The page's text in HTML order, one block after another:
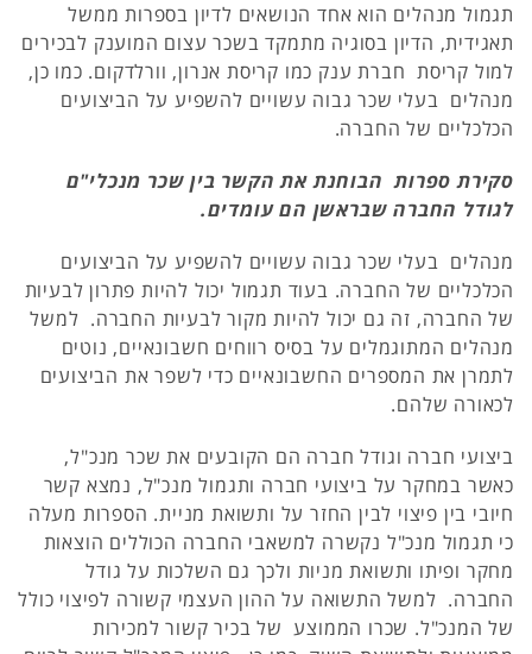
תגמול מנהלים הוא אחד הנושאים לדיון בספרות ממשל
תאגידית, הדיון בסוגיה מתמקד בשכר עצום המוענק לבכירים
למול קריסת חברת ענק כמו קריסת אנרון, וורלדקום. כמו כן,
מנהלים בעלי שכר גבוה עשויים להשפיע על הביצועים
הכלכליים של החברה.
סקירת ספרות הבוחנת את הקשר בין שכר מנכלי"ם
לגודל החברה שבראשן הם עומדים.
מנהלים בעלי שכר גבוה עשויים להשפיע על הביצועים
הכלכליים של החברה. בעוד תגמול יכול להיות פתרון לבעיות
של החברה, זה גם יכול להיות מקור לבעיות החברה. למשל
מנהלים המתוגמלים על בסיס רווחים חשבונאיים, נוטים
לתמרן את המספרים החשבונאיים כדי לשפר את הביצועים
לכאורה שלהם.
ביצועי חברה וגודל חברה הם הקובעים את שכר מנכ"ל,
כאשר במחקר על ביצועי חברה ותגמול מנכ"ל, נמצא קשר
חיובי בין פיצוי לבין החזר על ותשואת מניית. הספרות מעלה
כי תגמול מנכ"ל נקשרה למשאבי החברה הכוללים הוצאות
מחקר ופיתו ותשואת מניות ולכך גם השלכות על גודל
החברה. למשל התשואה על ההון העצמי קשורה לפיצוי כולל
של המנכ"ל. שכרו הממוצע של בכיר קשור למכירות